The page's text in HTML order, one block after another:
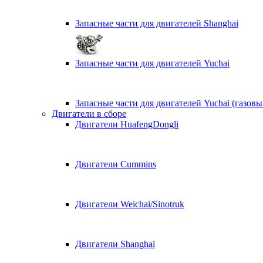
Запасные части для двигателей Shanghai
Запасные части для двигателей Yuchai
Запасные части для двигателей Yuchai
Двигатели в сборе
Двигатели HuafengDongli
Двигатели Cummins
Двигатели Weichai/Sinotruk
Двигатели Shanghai